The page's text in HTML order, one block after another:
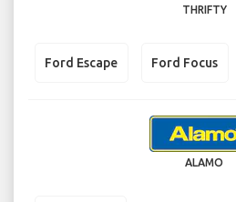
THRIFTY
Ford Escape Ford Focus
ALAMO